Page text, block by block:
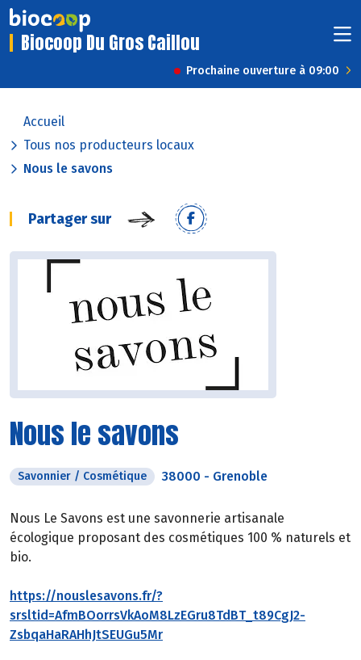
Biocoop Du Gros Caillou
Prochaine ouverture à 09:00
Accueil
Tous nos producteurs locaux
Nous le savons
Partager sur
Nous le savons
Savonnier / Cosmétique 38000 - Grenoble
Nous Le Savons est une savonnerie artisanale
écologique proposant des cosmétiques 100 % naturels et
bio.
https://nouslesavons.fr/?
srsltid=AfmBOorrsVkAoM8LzEGru8TdBT_t89CgJ2-
ZsbqaHaRAHhJtSEUGu5Mr